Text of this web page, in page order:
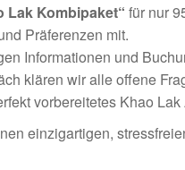
Lak Kombipaket“ für nur
Präferenzen mit.
Informationen und
klären wir alle offene
vorbereitetes Khao
einzigartigen,